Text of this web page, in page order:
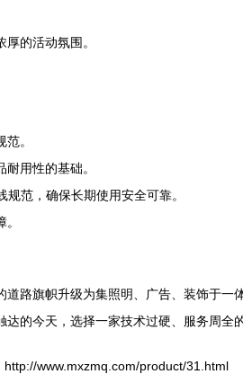
的活动氛围。
。
用性的基础。
范，确保长期使用安全可靠。
道路旗帜升级为集照明、广告、装饰于一
的今天，选择一家技术过硬、服务周全
http://www.mxzmq.com/product/31.html